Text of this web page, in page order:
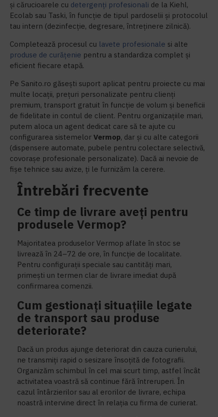
și cărucioarele cu detergenți profesionali de la Kiehl,
Ecolab sau Taski, în funcție de tipul pardoselii și protocolul
tau intern (dezinfecție, degresare, întreținere zilnică).
Completează procesul cu lavete profesionale si alte
produse de curățenie pentru a standardiza complet și
eficient fiecare etapă.
Pe Sanito.ro găsești suport aplicat pentru proiecte cu mai
multe locații, prețuri personalizate pentru clienți
premium, transport gratuit în funcție de volum și beneficii
de fidelitate in contul de client. Pentru organizațiile mari,
putem aloca un agent dedicat care să te ajute cu
configurarea sistemelor Vermop, dar și cu alte categorii
(dispensere automate, pubele pentru colectare selectivă,
covorașe profesionale personalizate). Dacă ai nevoie de
fișe tehnice sau avize, ți le furnizăm la cerere.
Întrebări frecvente
Ce timp de livrare aveți pentru
produsele Vermop?
Majoritatea produselor Vermop aflate în stoc se
livrează în 24–72 de ore, în funcție de localitate.
Pentru configurații speciale sau cantități mari,
primești un termen clar de livrare imediat după
confirmarea comenzii.
Cum gestionați situațiile legate
de transport sau produse
deteriorate?
Dacă un produs ajunge deteriorat din cauza curierului,
ne transmiți rapid o sesizare însoțită de fotografii.
Organizăm schimbul în cel mai scurt timp, astfel încât
activitatea voastră să continue fără întreruperi. În
cazul întârzierilor sau al erorilor de livrare, echipa
noastră intervine direct în relația cu firma de curierat.